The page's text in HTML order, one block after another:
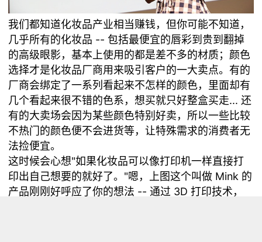
我们都知道化妆品产业相当赚钱，但你可能不知道，
几乎所有的化妆品 -- 包括最便宜的唇彩到贵到翻掉
的高级眼影，基本上使用的都是差不多的材质；颜色
选择才是化妆品厂商用来吸引客户的一大卖点。有的
厂商会绑定了一系列看起来不怎样的颜色，里面却有
几个看起来很不错的色系，想买就只好整盒买走... 还
有的大卖场会因为某些颜色特别好卖，所以一些比较
不热门的颜色便不会进货等，让特殊需求的消费者无
法捡便宜。
这时候会心想"如果化妆品可以像打印机一样直接打
印出自己想要的就好了。"嗯，上图这个叫做 Mink 的
产品刚刚好呼应了你的想法 -- 通过 3D 打印技术，